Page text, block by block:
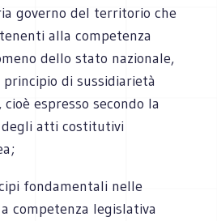
governo del territorio che
alla competenza
dello stato nazionale,
di sussidiarietà
espresso secondo la
atti costitutivi
fondamentali nelle
competenza legislativa